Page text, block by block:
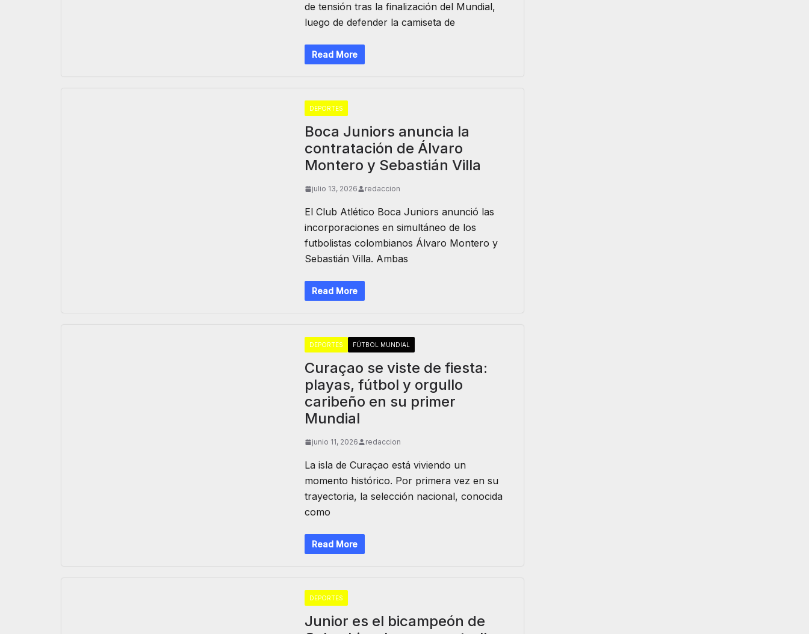
de tensión tras la finalización del Mundial,
luego de defender la camiseta de
Read More
DEPORTES
Boca Juniors anuncia la
contratación de Álvaro
Montero y Sebastián Villa
julio 13, 2026 redaccion
El Club Atlético Boca Juniors anunció las
incorporaciones en simultáneo de los
futbolistas colombianos Álvaro Montero y
Sebastián Villa. Ambas
Read More
DEPORTES FÚTBOL MUNDIAL
Curaçao se viste de fiesta:
playas, fútbol y orgullo
caribeño en su primer
Mundial
junio 11, 2026 redaccion
La isla de Curaçao está viviendo un
momento histórico. Por primera vez en su
trayectoria, la selección nacional, conocida
como
Read More
DEPORTES
Junior es el bicampeón de